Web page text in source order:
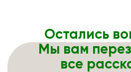
Остались
Мы вам
все